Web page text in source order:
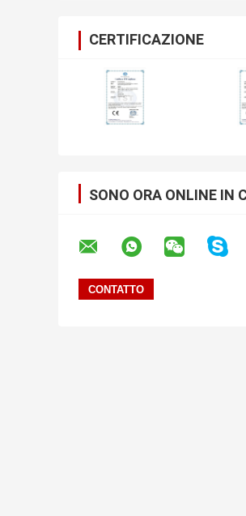
CERTIFICAZIONE
SONO ORA ONLINE IN